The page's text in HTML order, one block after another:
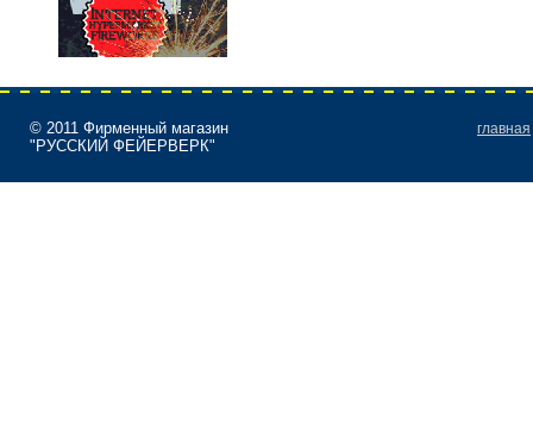
© 2011 Фирменный магазин
"РУССКИЙ ФЕЙЕРВЕРК"
главная